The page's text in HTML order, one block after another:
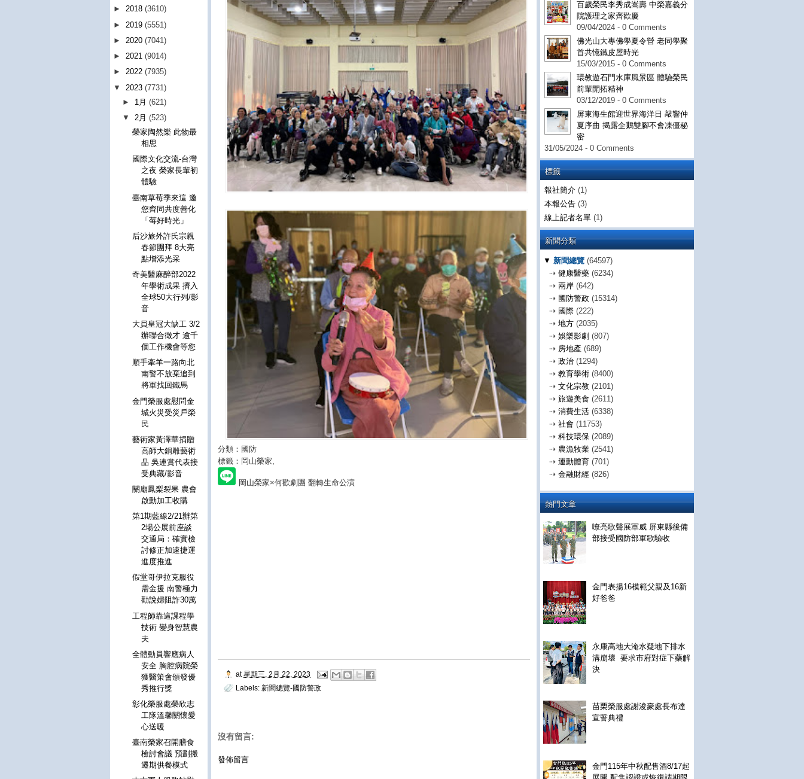
百歲榮民李秀成嵩壽 中榮嘉義分
院護理之家齊歡慶
09/04/2024 - 0 Comments
佛光山大專佛學夏令營 老同學聚
首共憶鐵皮屋時光
15/03/2015 - 0 Comments
環教遊石門水庫風景區 體驗榮民
前輩開拓精神
03/12/2019 - 0 Comments
屏東海生館迎世界海洋日 敲響仲
夏序曲 揭露企鵝雙腳不會凍僵秘
密
31/05/2024 - 0 Comments
標籤
報社簡介 (1)
本報公告 (3)
線上記者名單 (1)
新聞分類
▼ 新聞總覽 (64597)
⇢ 健康醫藥 (6234)
⇢ 兩岸 (642)
⇢ 國防警政 (15314)
⇢ 國際 (222)
⇢ 地方 (2035)
⇢ 娛樂影劇 (807)
⇢ 房地產 (689)
⇢ 政治 (1294)
⇢ 教育學術 (8400)
⇢ 文化宗教 (2101)
⇢ 旅遊美食 (2611)
⇢ 消費生活 (6338)
⇢ 社會 (11753)
⇢ 科技環保 (2089)
⇢ 農漁牧業 (2541)
⇢ 運動體育 (701)
⇢ 金融財經 (826)
熱門文章
嘹亮歌聲展軍威 屏東縣後備
部接受國防部軍歌驗收
金門表揚16模範父親及16新
好爸爸
永康高地大淹水疑地下排水
溝崩壞 要求市府對症下藥解
決
苗栗榮服處謝浚豪處長布達
宣誓典禮
金門115年中秋配售酒8/17起
分類：國防
標籤：岡山榮家
岡山榮家×何歡劇團 翻轉生命公演
at 星期三, 2月 22, 2023
Labels: 新聞總覽-國防警政
沒有留言:
發佈留言
► 2018 (3610)
► 2019 (5551)
► 2020 (7041)
► 2021 (9014)
► 2022 (7935)
▼ 2023 (7731)
► 1月(621)
▼ 2月(523)
榮家陶然樂 此物最
相思
國際文化交流-台灣
之夜 榮家長輩初
體驗
臺南草莓季來這 邀
您齊同共度善化
「莓好時光」
后沙旅外許氏宗親
春節團拜 8大亮
點增添光采
奇美醫麻醉部2022
年學術成果 擠入
全球50大行列/影
音
大員皇冠大缺工 3/2
辦聯合徵才 逾千
個工作機會等您
順手牽羊一路向北
南警不放棄追到
將軍找回鐵馬
金門榮服處慰問金
城火災受災戶榮
民
藝術家黃澤華捐贈
高師大銅雕藝術
品 吳連賞代表接
受典藏/影音
關廟鳳梨裂果 農會
啟動加工收購
第1期藍線2/21辦第
2場公展前座談
交通局：確實檢
討修正加速捷運
進度推進
假堂哥伊拉克服役
需金援 南警極力
勸說婦阻詐30萬
工程師靠這課程學
技術 變身智慧農
夫
全體動員響應病人
安全 胸腔病院榮
獲醫策會頒發優
秀推行獎
彰化榮服處榮欣志
工隊溫馨關懷愛
心送暖
臺南榮家召開膳食
檢討會議 預劃搬
遷期供餐模式